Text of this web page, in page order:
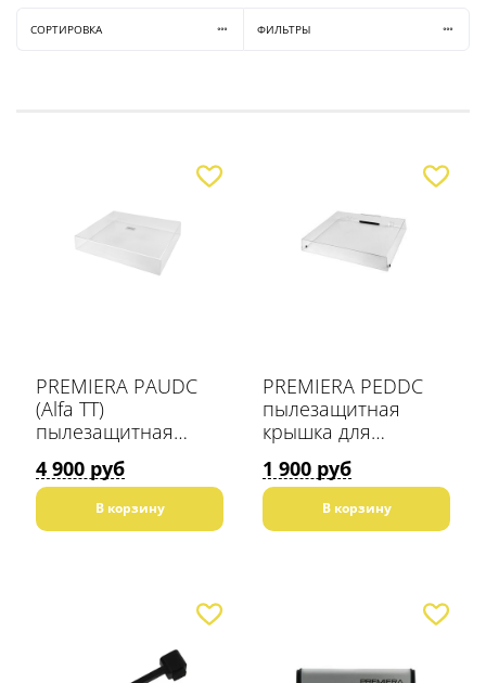
СОРТИРОВКА ФИЛЬТРЫ
PREMIERA PAUDC
(Alfa TT)
пылезащитная
крышка для
винилового
проигрывателя
В корзину
4 900 руб
PREMIERA PEDDC
пылезащитная
крышка для
винилового
проигрывателя
В корзину
1 900 руб